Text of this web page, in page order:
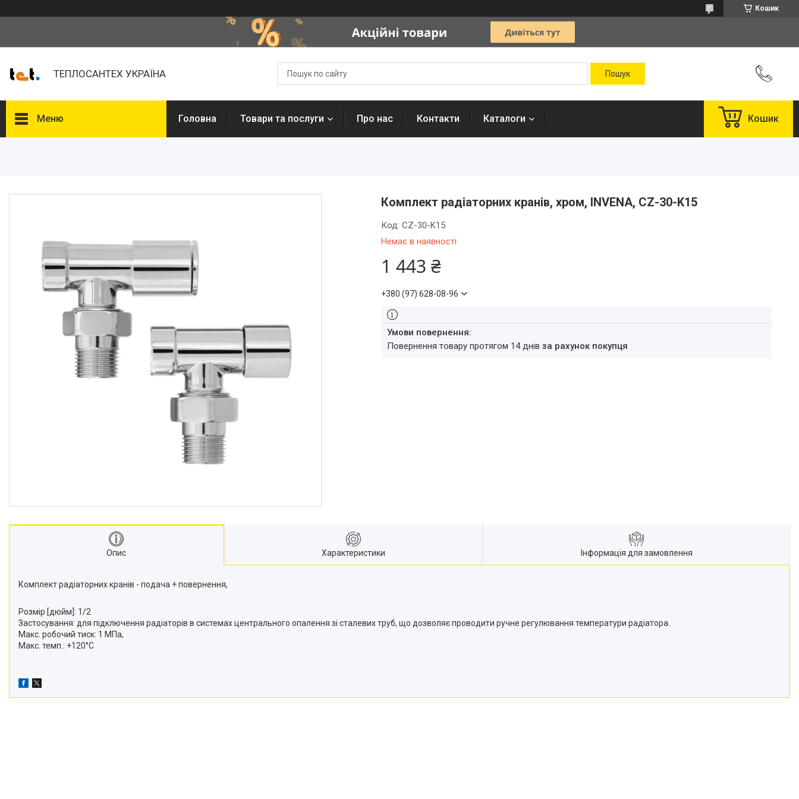
Кошик
ТЕПЛОСАНТЕХ УКРАЇНА
Меню Головна Товари та послуги Про нас Контакти Каталоги Кошик
Комплект радіаторних кранів, хром, INVЕNA, CZ-30-K15
Немає в наявності
Код:CZ-30-K15
1 443 ₴
+380 (97) 628-08-96
повернення товару протягом 14 днівза рахунок покупця
Опис Характеристики Інформація для замовлення
Комплект радіаторних кранів - подача + повернення,
Розмір [дюйм]: 1/2
Застосування: для підключення радіаторів в системах центрального опалення зі сталевих труб, що дозволяє проводити ручне регулювання температури радіатора.
Макс. робочий тиск: 1 МПа,
Макс. темп.: +120°C